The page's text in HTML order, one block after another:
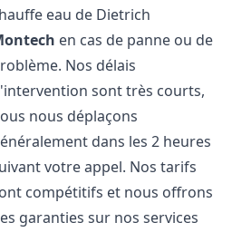
eau de Dietrich
en cas de panne ou de
Nos délais
sont très courts,
nous déplaçons
dans les 2 heures
votre appel. Nos tarifs
compétitifs et nous offrons
garanties sur nos services